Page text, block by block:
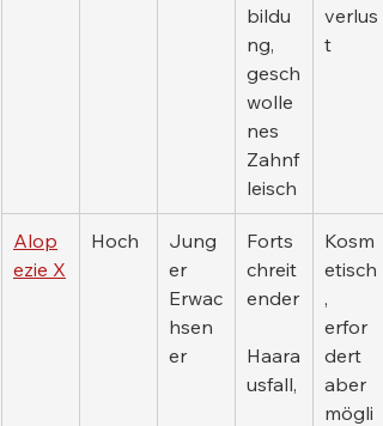
bildu
ng,
gesch
wolle
nes
Zahnf
leisch
verlus
t
Alop
ezie X
Hoch
Jung
er
Erwac
hsen
er
Forts
chreit
ender
Haara
usfall,
Kosm
etisch
,
erfor
dert
aber
mögli